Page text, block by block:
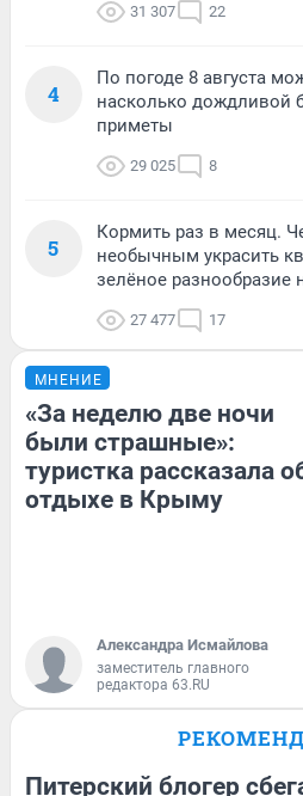
31 307 22
4
По погоде 8 августа
насколько дождливой
приметы
29 025 8
5
Кормить раз в месяц.
необычным украсить
зелёное разнообразие
27 477 17
МНЕНИЕ
«За неделю две ночи
были страшные»:
туристка рассказала
отдыхе в Крыму
Александра Исмайлова
заместитель главного
редактора 63.RU
Питерский блогер